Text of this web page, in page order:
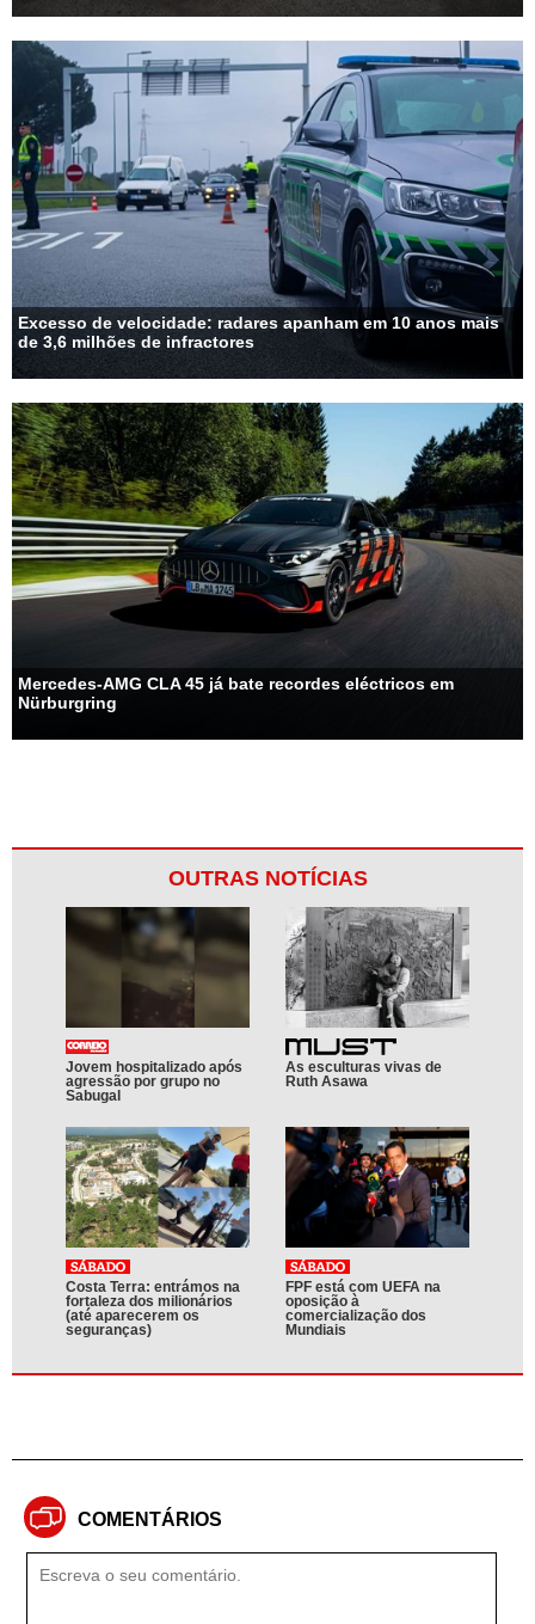
Excesso de velocidade: radares apanham em 10 anos mais
de 3,6 milhões de infractores
Mercedes-AMG CLA 45 já bate recordes eléctricos em
Nürburgring
OUTRAS NOTÍCIAS
Jovem hospitalizado após
agressão por grupo no
Sabugal
As esculturas vivas de
Ruth Asawa
Costa Terra: entrámos na
fortaleza dos milionários
(até aparecerem os
seguranças)
FPF está com UEFA na
oposição à
comercialização dos
Mundiais
COMENTÁRIOS